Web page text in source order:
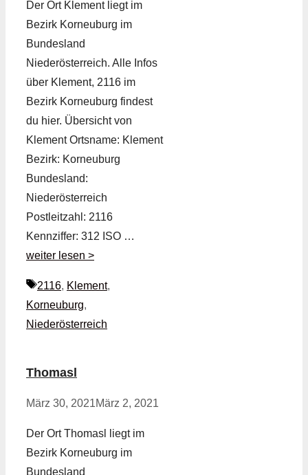
Der Ort Klement liegt im
Bezirk Korneuburg im
Bundesland
Niederösterreich. Alle Infos
über Klement, 2116 im
Bezirk Korneuburg findest
du hier. Übersicht von
Klement Ortsname: Klement
Bezirk: Korneuburg
Bundesland:
Niederösterreich
Postleitzahl: 2116
Kennziffer: 312 ISO …
weiter lesen >
Schlagwörter
2116, Klement,
Korneuburg,
Niederösterreich
Thomasl
März 30, 2021März 2, 2021
Der Ort Thomasl liegt im
Bezirk Korneuburg im
Bundesland